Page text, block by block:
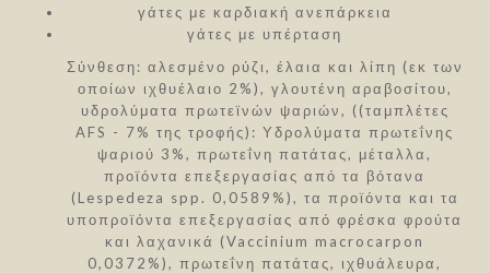
γάτες με καρδιακή ανεπάρκεια
γάτες με υπέρταση
Σύνθεση: αλεσμένο ρύζι, έλαια και λίπη (εκ των
οποίων ιχθυέλαιο 2%), γλουτένη αραβοσίτου,
υδρολύματα πρωτεϊνών ψαριών, ((ταμπλέτες
AFS - 7% της τροφής): Υδρολύματα πρωτεΐνης
ψαριού 3%, πρωτεΐνη πατάτας, μέταλλα,
προϊόντα επεξεργασίας από τα βότανα
(Lespedeza spp. 0,0589%), τα προϊόντα και τα
υποπροϊόντα επεξεργασίας από φρέσκα φρούτα
και λαχανικά (Vaccinium macrocarpon
0,0372%), πρωτεΐνη πατάτας, ιχθυάλευρα,